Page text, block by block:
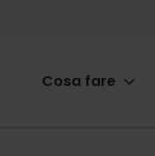
Cosa fare